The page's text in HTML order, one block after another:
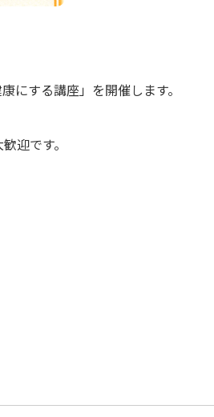
にする講座」を開催します。
迎です。